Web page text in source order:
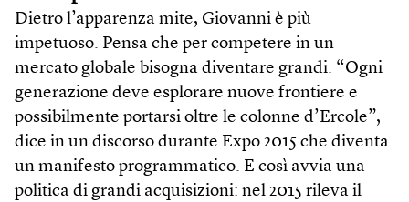
Dietro l’apparenza mite, Giovanni è più
impetuoso. Pensa che per competere in un
mercato globale bisogna diventare grandi. “Ogni
generazione deve esplorare nuove frontiere e
possibilmente portarsi oltre le colonne d’Ercole”,
dice in un discorso durante Expo 2015 che diventa
un manifesto programmatico. E così avvia una
politica di grandi acquisizioni: nel 2015 rileva il